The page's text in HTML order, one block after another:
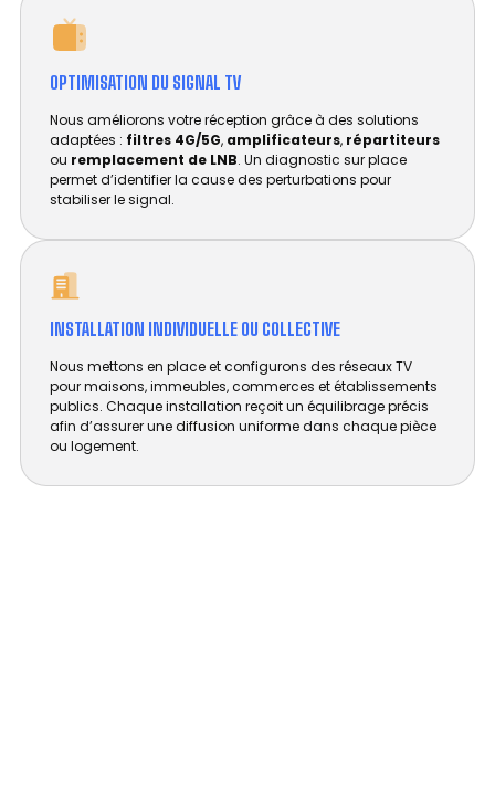
OPTIMISATION DU SIGNAL TV
Nous améliorons votre réception grâce à des solutions
adaptées : filtres 4G/5G, amplificateurs, répartiteurs
ou remplacement de LNB. Un diagnostic sur place
permet d’identifier la cause des perturbations pour
stabiliser le signal.
INSTALLATION INDIVIDUELLE OU COLLECTIVE
Nous mettons en place et configurons des réseaux TV
pour maisons, immeubles, commerces et établissements
publics. Chaque installation reçoit un équilibrage précis
afin d’assurer une diffusion uniforme dans chaque pièce
ou logement.